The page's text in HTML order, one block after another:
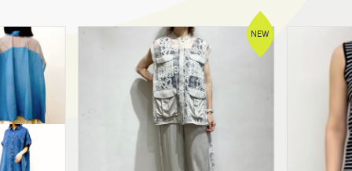
Follow US
NEW